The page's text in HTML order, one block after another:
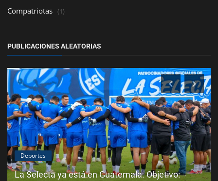
Compatriotas (1)
PUBLICACIONES ALEATORIAS
Deportes
La Selecta ya está en Guatemala. Objetivo: